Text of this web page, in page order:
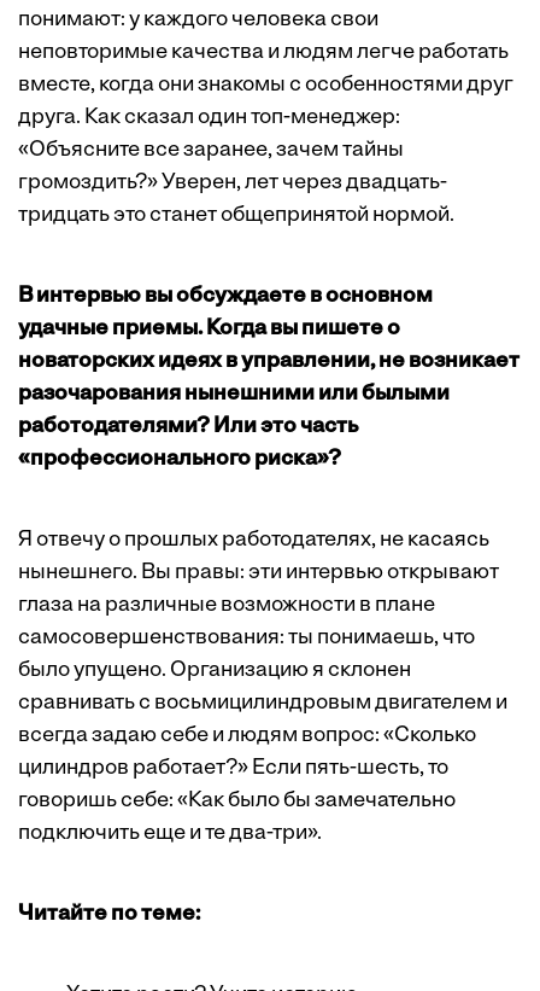
понимают: у каждого человека свои
неповторимые качества и людям легче работать
вместе, когда они знакомы с особенностями друг
друга. Как сказал один топ-менеджер:
«Объясните все заранее, зачем тайны
громоздить?» Уверен, лет через двадцать-
тридцать это станет общепринятой нормой.
В интервью вы обсуждаете в основном
удачные приемы. Когда вы пишете о
новаторских идеях в управлении, не возникает
разочарования нынешними или былыми
работодателями? Или это часть
«профессионального риска»?
Я отвечу о прошлых работодателях, не касаясь
нынешнего. Вы правы: эти интервью открывают
глаза на различные возможности в плане
самосовершенствования: ты понимаешь, что
было упущено. Организацию я склонен
сравнивать с восьмицилиндровым двигателем и
всегда задаю себе и людям вопрос: «Сколько
цилиндров работает?» Если пять-шесть, то
говоришь себе: «Как было бы замечательно
подключить еще и те два-три».
Читайте по теме: